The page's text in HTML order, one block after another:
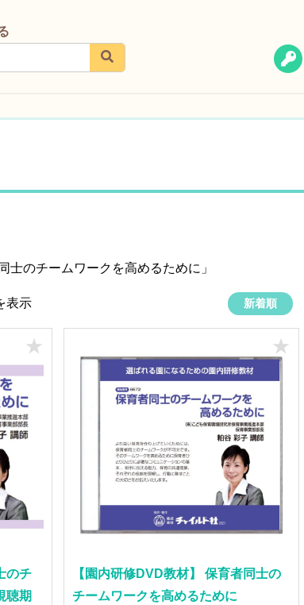
士のチームワークを高めるために」
表示 新着順
のチ
聴期
★
【園内研修DVD教材】 保育者同士の
チームワークを高めるために
★